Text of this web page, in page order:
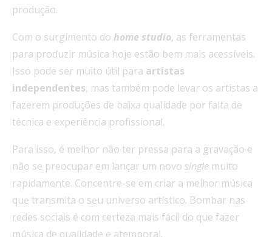
produção.
Com o surgimento do home studio, as ferramentas
para produzir música hoje estão bem mais acessíveis.
Isso pode ser muito útil para artistas
independentes, mas também pode levar os artistas a
fazerem produções de baixa qualidade por falta de
técnica e experiência profissional.
Para isso, é melhor não ter pressa para a gravação e
não se preocupar em lançar um novo single muito
rapidamente. Concentre-se em criar a melhor música
que transmita o seu universo artístico. Bombar nas
redes sociais é com certeza mais fácil do que fazer
música de qualidade e atemporal.